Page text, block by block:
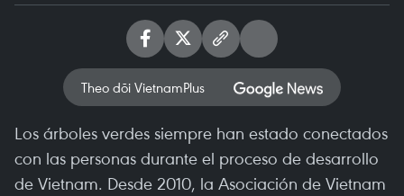
Theo dõi VietnamPlus
Los árboles verdes siempre han estado conectados
con las personas durante el proceso de desarrollo
de Vietnam. Desde 2010, la Asociación de Vietnam